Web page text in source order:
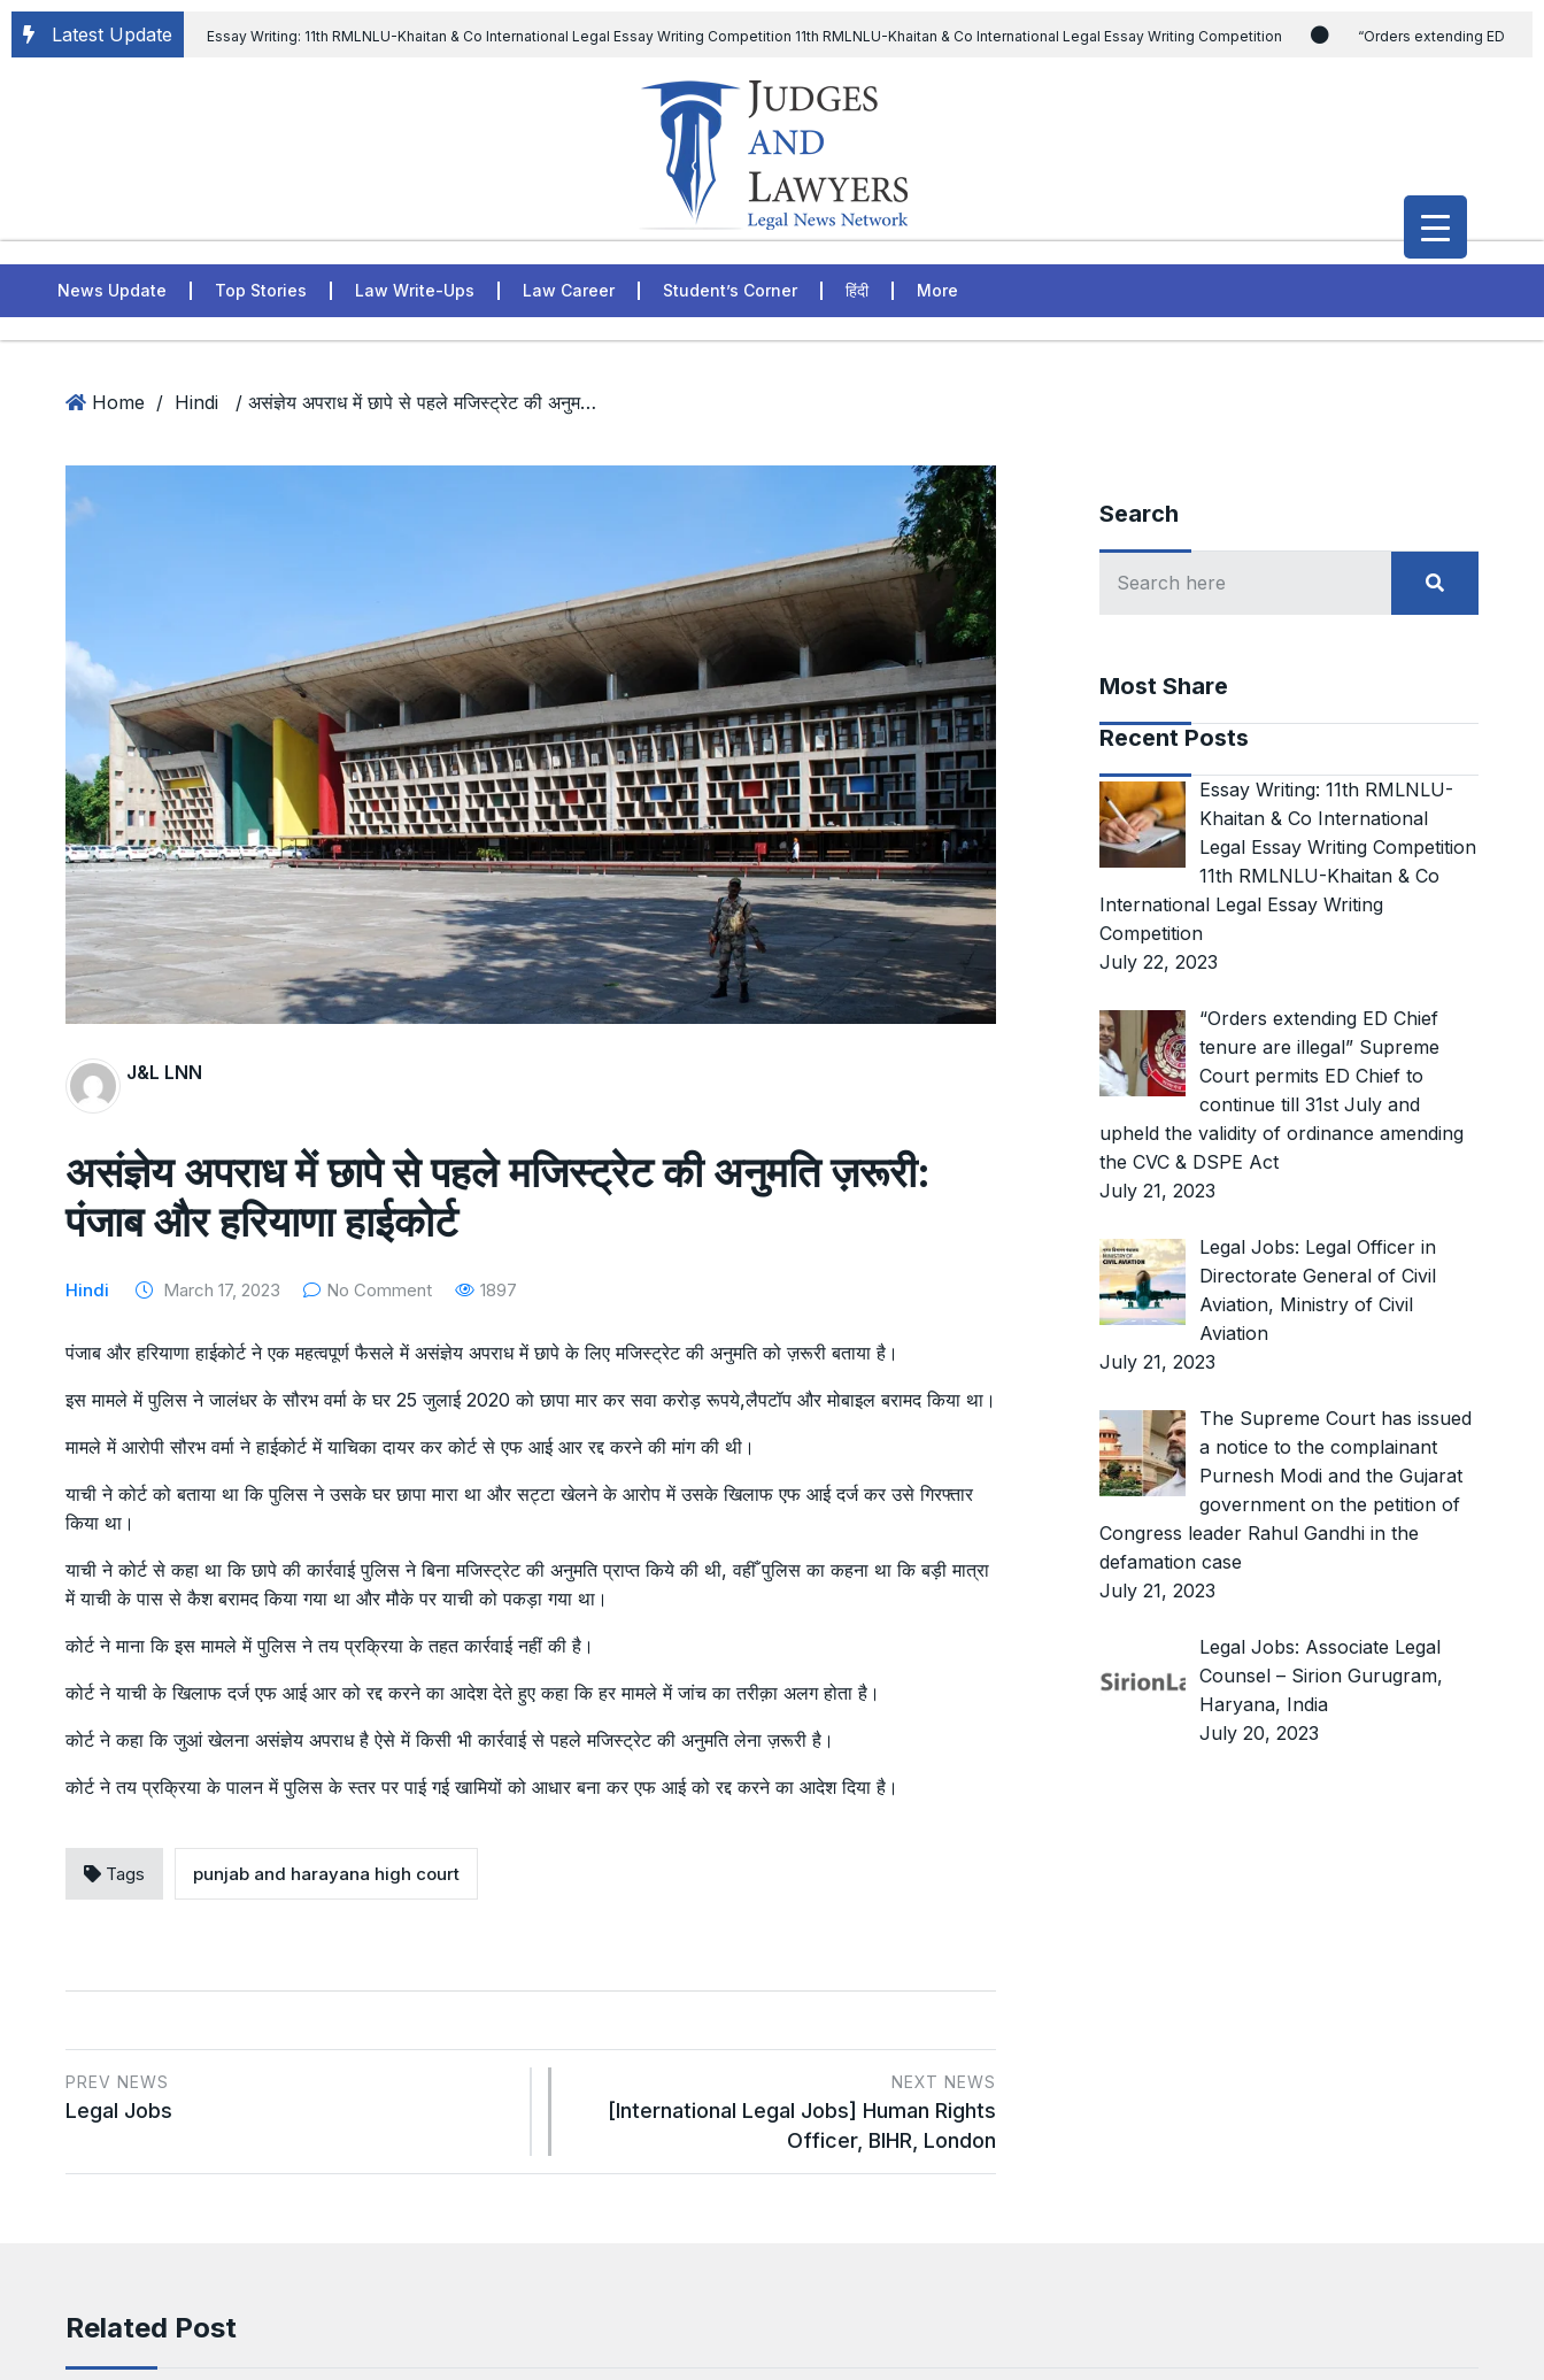
Latest Update Essay Writing: 11th RMLNLU-Khaitan & Co International Legal Essay Writing Competition 11th RMLNLU-Khaitan & Co International Legal Essay Writing Competition “Orders extending ED
Chief tenure are illegal” Supreme Court permits ED Chief to continue till 31st July and upheld the validity of ordinance amending the CVC & DSPE Act
The Supreme Court has issued a notice to the complainant Purnesh Modi and the Gujarat government on the petition of Congress leader
Legal Jobs: Associate Legal Counsel – Sirion Gurugram, Haryana, India
News Update Top Stories Law Write-Ups Law Career Student’s Corner हिंदी More
Home / Hindi / असंज्ञेय अपराध में छापे से पहले मजिस्ट्रेट की अनुमति ज़रूरी: पंजाब और हरियाणा हाईकोर्ट
J&L LNN
असंज्ञेय अपराध में छापे से पहले मजिस्ट्रेट की अनुमति ज़रूरी:
पंजाब और हरियाणा हाईकोर्ट
Hindi March 17, 2023 No Comment 1897
पंजाब और हरियाणा हाईकोर्ट ने एक महत्वपूर्ण फैसले में असंज्ञेय अपराध में छापे के लिए मजिस्ट्रेट की अनुमति को ज़रूरी बताया है।
इस मामले में पुलिस ने जालंधर के सौरभ वर्मा के घर 25 जुलाई 2020 को छापा मार कर सवा करोड़ रूपये,लैपटॉप और मोबाइल बरामद किया था।
मामले में आरोपी सौरभ वर्मा ने हाईकोर्ट में याचिका दायर कर कोर्ट से एफ आई आर रद्द करने की मांग की थी।
याची ने कोर्ट को बताया था कि पुलिस ने उसके घर छापा मारा था और सट्टा खेलने के आरोप में उसके खिलाफ एफ आई दर्ज कर उसे गिरफ्तार
किया था।
याची ने कोर्ट से कहा था कि छापे की कार्रवाई पुलिस ने बिना मजिस्ट्रेट की अनुमति प्राप्त किये की थी, वहीँ पुलिस का कहना था कि बड़ी मात्रा
में याची के पास से कैश बरामद किया गया था और मौके पर याची को पकड़ा गया था।
कोर्ट ने माना कि इस मामले में पुलिस ने तय प्रक्रिया के तहत कार्रवाई नहीं की है।
कोर्ट ने याची के खिलाफ दर्ज एफ आई आर को रद्द करने का आदेश देते हुए कहा कि हर मामले में जांच का तरीक़ा अलग होता है।
कोर्ट ने कहा कि जुआं खेलना असंज्ञेय अपराध है ऐसे में किसी भी कार्रवाई से पहले मजिस्ट्रेट की अनुमति लेना ज़रूरी है।
कोर्ट ने तय प्रक्रिया के पालन में पुलिस के स्तर पर पाई गई खामियों को आधार बना कर एफ आई को रद्द करने का आदेश दिया है।
Tags punjab and harayana high court
PREV NEWS
Legal Jobs
NEXT NEWS
[International Legal Jobs] Human Rights
Officer, BIHR, London
Search
Most Share
Recent Posts
Essay Writing: 11th RMLNLU-
Khaitan & Co International
Legal Essay Writing Competition
11th RMLNLU-Khaitan & Co
International Legal Essay Writing
Competition
July 22, 2023
“Orders extending ED Chief
tenure are illegal” Supreme
Court permits ED Chief to
continue till 31st July and
upheld the validity of ordinance amending
the CVC & DSPE Act
July 21, 2023
Legal Jobs: Legal Officer in
Directorate General of Civil
Aviation, Ministry of Civil
Aviation
July 21, 2023
The Supreme Court has issued
a notice to the complainant
Purnesh Modi and the Gujarat
government on the petition of
Congress leader Rahul Gandhi in the
defamation case
July 21, 2023
Legal Jobs: Associate Legal
Counsel – Sirion Gurugram,
Haryana, India
July 20, 2023
Related Post